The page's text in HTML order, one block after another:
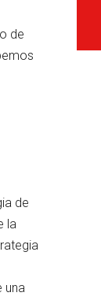
de
de
la
una